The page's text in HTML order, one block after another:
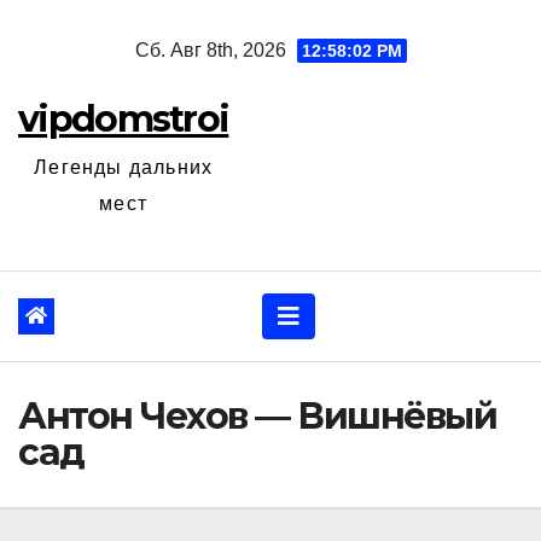
Сб. Авг 8th, 2026 12:58:03 PM
vipdomstroi
Легенды дальних
мест
Антон Чехов — Вишнёвый
сад